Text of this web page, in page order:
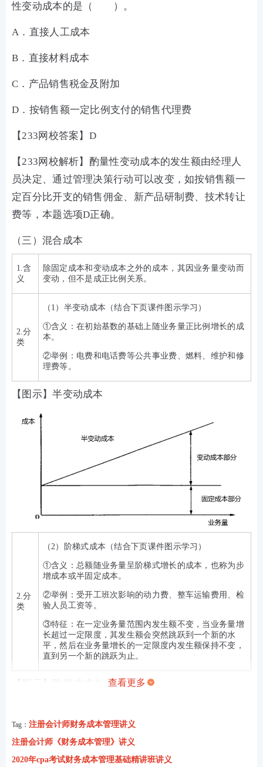
性变动成本的是（ ）。
A．直接人工成本
B．直接材料成本
C．产品销售税金及附加
D．按销售额一定比例支付的销售代理费
【233网校答案】D
【233网校解析】酌量性变动成本的发生额由经理人
员决定、通过管理决策行动可以改变，如按销售额一
定百分比开支的销售佣金、新产品研制费、技术转让
费等，本题选项D正确。
（三）混合成本
1.含
义
除固定成本和变动成本之外的成本，其因业务量变动而
变动，但不是成正比例关系。
2.分
类
（1）半变动成本（结合下页课件图示学习）
①含义：在初始基数的基础上随业务量正比例增长的成
本。
②举例：电费和电话费等公共事业费、燃料、维护和修
理费等。
【图示】半变动成本
2.分
类
（2）阶梯式成本（结合下页课件图示学习）
①含义：总额随业务量呈阶梯式增长的成本，也称为步
增成本或半固定成本。
②举例：受开工班次影响的动力费、整车运输费用、检
验人员工资等。
③特征：在一定业务量范围内发生额不变，当业务量增
长超过一定限度，其发生额会突然跳跃到一个新的水
平，然后在业务量增长的一定限度内发生额保持不变，
直到另一个新的跳跃为止。
查看更多
Tag： 注册会计师财务成本管理讲义
注册会计师《财务成本管理》讲义
2020年cpa考试财务成本管理基础精讲班讲义